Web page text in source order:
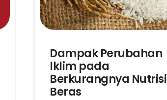
Dampak Perubahan
Iklim pada
Berkurangnya Nutrisi
Beras